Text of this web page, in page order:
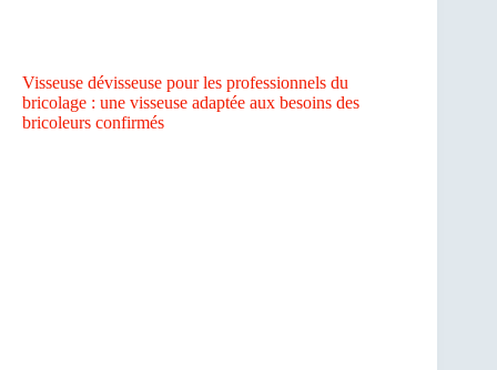
Visseuse dévisseuse pour les professionnels du
bricolage : une visseuse adaptée aux besoins des
bricoleurs confirmés